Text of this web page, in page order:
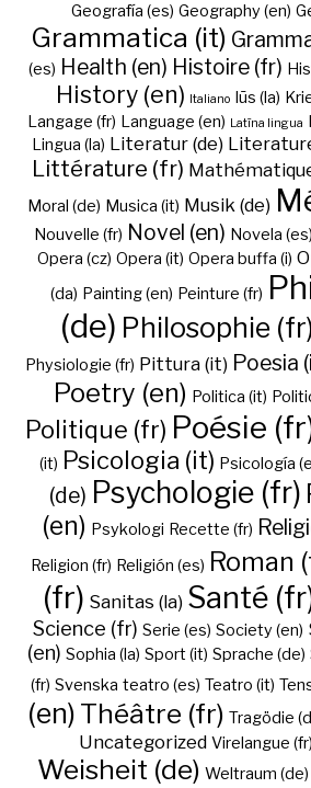
Geografía (es) Geography (en)
Grammatica (it)
(es) Health (en) Histoire (fr)
History (en) Italiano Iūs (la)
Langage (fr) Language (en) Latīna lingua
Lingua (la) Literatur (de)
Littérature (fr)
Moral (de) Musica (it) Musik (de)
Nouvelle (fr) Novel (en) Novela (es)
Opera (cz) Opera (it) Opera buffa (i)
(da) Painting (en) Peinture (fr)
(de) Philosophie
Physiologie (fr) Pittura (it) Poesia
Poetry (en) Politica (it)
Politique (fr) Poésie
(it) Psicologia (it) Psicología
(de) Psychologie (fr)
(en) Psykologi Recette (fr)
Religion (fr) Religión (es) Roman
(fr) Sanitas (la) Santé
Science (fr) Serie (es) Society (en)
(en) Sophia (la) Sport (it) Sprache (de)
(fr) Svenska teatro (es) Teatro (it)
(en) Théâtre (fr) Tragödie
Uncategorized Virelangue (fr)
Weisheit (de) Weltraum (de)